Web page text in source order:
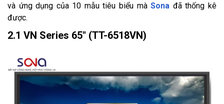
và ứng dụng của 10 mẫu tiêu biểu màSona đã thống kê
được.
2.1 VN Series 65" (TT-6518VN)